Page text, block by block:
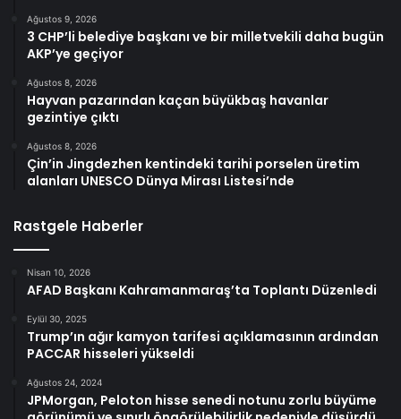
Ağustos 9, 2026
3 CHP’li belediye başkanı ve bir milletvekili daha bugün
AKP’ye geçiyor
Ağustos 8, 2026
Hayvan pazarından kaçan büyükbaş havanlar
gezintiye çıktı
Ağustos 8, 2026
Çin’in Jingdezhen kentindeki tarihi porselen üretim
alanları UNESCO Dünya Mirası Listesi’nde
Rastgele Haberler
Nisan 10, 2026
AFAD Başkanı Kahramanmaraş’ta Toplantı Düzenledi
Eylül 30, 2025
Trump’ın ağır kamyon tarifesi açıklamasının ardından
PACCAR hisseleri yükseldi
Ağustos 24, 2024
JPMorgan, Peloton hisse senedi notunu zorlu büyüme